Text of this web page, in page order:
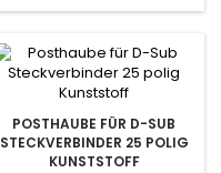
POSTHAUBE FÜR D-SUB
STECKVERBINDER 25 POLIG
KUNSTSTOFF